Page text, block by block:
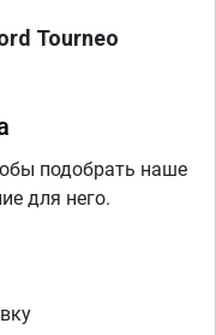
Tourneo
подобрать наше
для него.